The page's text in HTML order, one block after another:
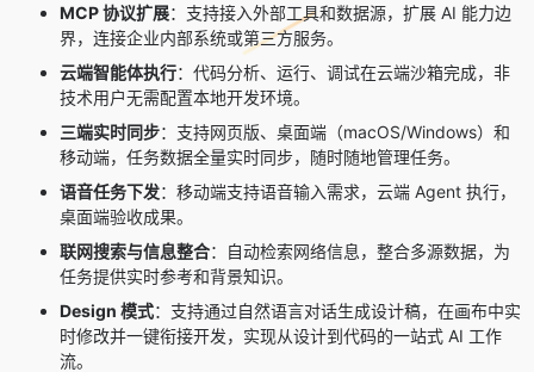
MCP 协议扩展：支持接入外部工具和数据源，扩展 AI 能力边
界，连接企业内部系统或第三方服务。
云端智能体执行：代码分析、运行、调试在云端沙箱完成，非
技术用户无需配置本地开发环境。
三端实时同步：支持网页版、桌面端（macOS/Windows）和
移动端，任务数据全量实时同步，随时随地管理任务。
语音任务下发：移动端支持语音输入需求，云端 Agent 执行，
桌面端验收成果。
联网搜索与信息整合：自动检索网络信息，整合多源数据，为
任务提供实时参考和背景知识。
Design 模式：支持通过自然语言对话生成设计稿，在画布中实
时修改并一键衔接开发，实现从设计到代码的一站式 AI 工作
流。